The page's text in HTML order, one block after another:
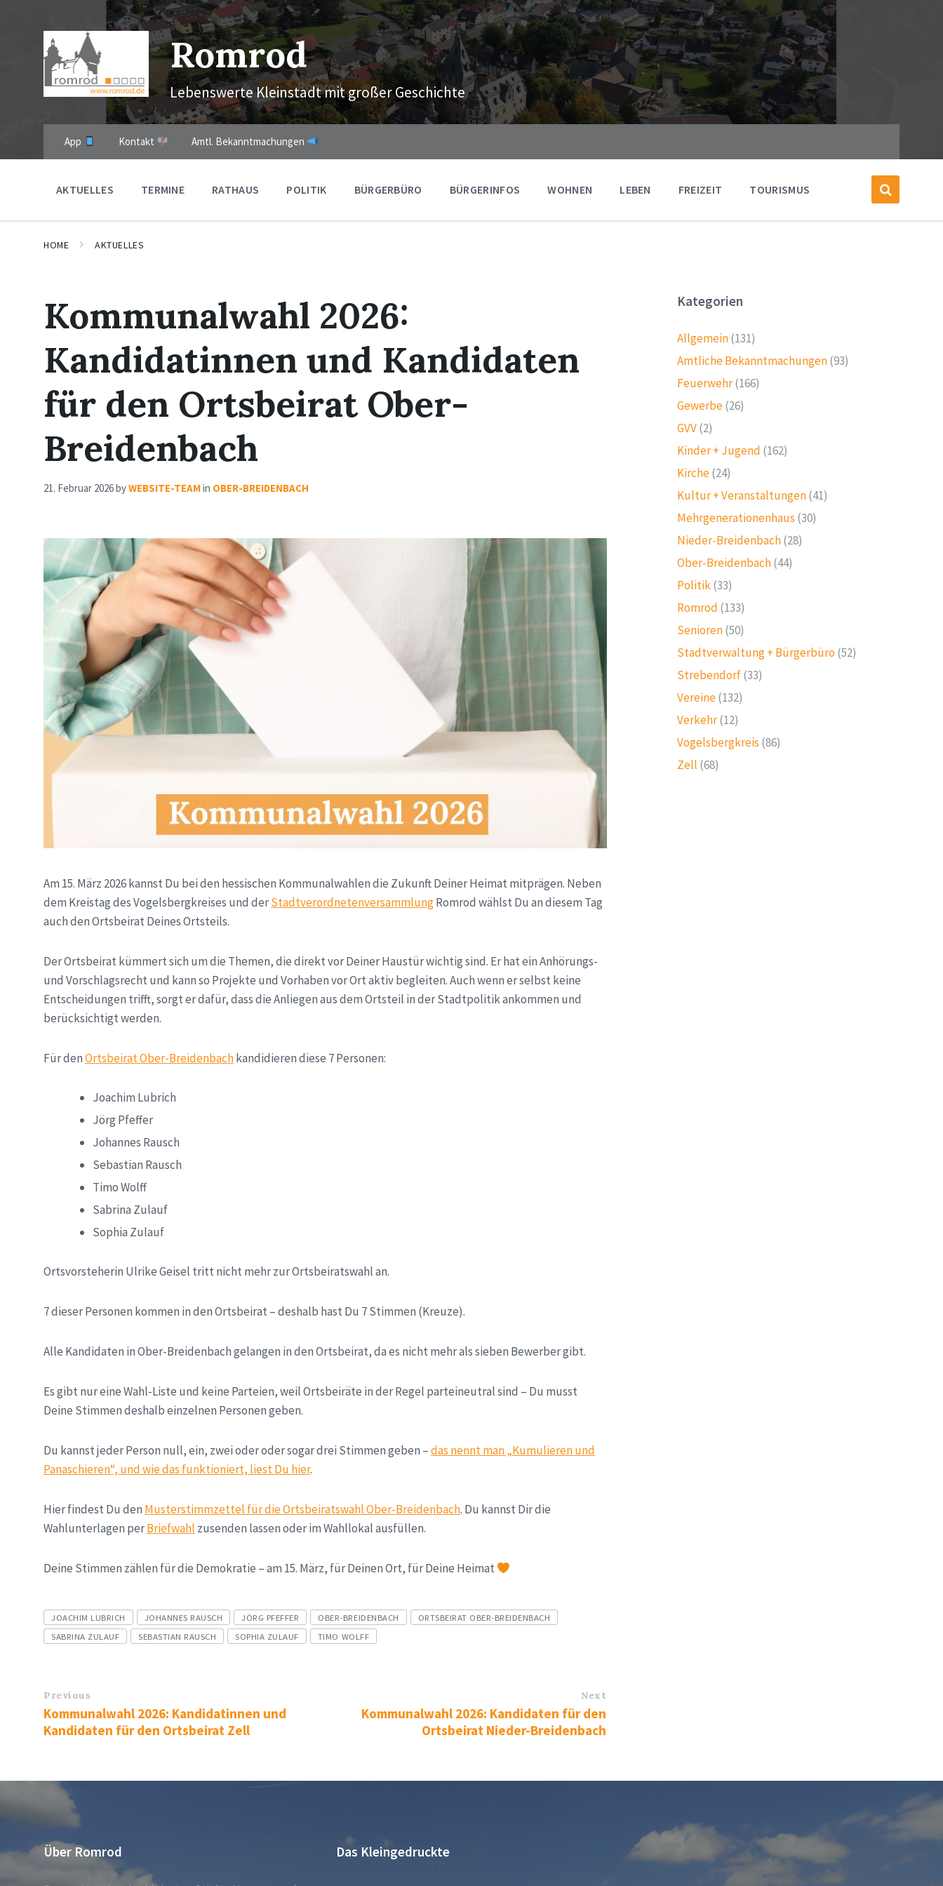
navigation
Romrod
Lebenswerte Kleinstadt mit großer Geschichte
App Kontakt Amtl. Bekanntmachungen
AKTUELLES TERMINE RATHAUS POLITIK BÜRGERBÜRO BÜRGERINFOS WOHNEN LEBEN FREIZEIT TOURISMUS
HOME AKTUELLES
Kommunalwahl 2026:
Kandidatinnen und Kandidaten
für den Ortsbeirat Ober-
Breidenbach
21. Februar 2026byWEBSITE-TEAMin OBER-BREIDENBACH
Am 15. März 2026 kannst Du bei den hessischen Kommunalwahlen die Zukunft Deiner Heimat mitprägen. Neben
dem Kreistag des Vogelsbergkreises und derStadtverordnetenversammlungRomrod wählst Du an diesem Tag
auch den Ortsbeirat Deines Ortsteils.
Der Ortsbeirat kümmert sich um die Themen, die direkt vor Deiner Haustür wichtig sind. Er hat ein Anhörungs-
und Vorschlagsrecht und kann so Projekte und Vorhaben vor Ort aktiv begleiten. Auch wenn er selbst keine
Entscheidungen trifft, sorgt er dafür, dass die Anliegen aus dem Ortsteil in der Stadtpolitik ankommen und
berücksichtigt werden.
Für denOrtsbeirat Ober-Breidenbachkandidieren diese 7 Personen:
Joachim Lubrich
Jörg Pfeffer
Johannes Rausch
Sebastian Rausch
Timo Wolff
Sabrina Zulauf
Sophia Zulauf
Ortsvorsteherin Ulrike Geisel tritt nicht mehr zur Ortsbeiratswahl an.
7 dieser Personen kommen in den Ortsbeirat – deshalb hast Du 7 Stimmen (Kreuze).
Alle Kandidaten in Ober-Breidenbach gelangen in den Ortsbeirat, da es nicht mehr als sieben Bewerber gibt.
Es gibt nur eine Wahl-Liste und keine Parteien, weil Ortsbeiräte in der Regel parteineutral sind – Du musst
Deine Stimmen deshalb einzelnen Personen geben.
Du kannst jeder Person null, ein, zwei oder oder sogar drei Stimmen geben –das nennt man „Kumulieren und
Panaschieren“, und wie das funktioniert, liest Du hier.
Hier findest Du den Musterstimmzettel für die Ortsbeiratswahl Ober-Breidenbach. Du kannst Dir die
Wahlunterlagen perBriefwahl zusenden lassen oder im Wahllokal ausfüllen.
Deine Stimmen zählen für die Demokratie – am 15. März, für Deinen Ort, für Deine Heimat
Tags
JOACHIM LUBRICH JOHANNES RAUSCH JÖRG PFEFFER OBER-BREIDENBACH
ORTSBEIRAT OBER-BREIDENBACH
SABRINA ZULAUF
SEBASTIAN RAUSCH SOPHIA ZULAUF TIMO WOLFF
Previous
Kommunalwahl 2026: Kandidatinnen und
Kandidaten für den Ortsbeirat Zell
Next
Kommunalwahl 2026: Kandidaten für den
Ortsbeirat Nieder-Breidenbach
Kategorien
Allgemein(131)
Amtliche Bekanntmachungen(93)
Feuerwehr(166)
Gewerbe(26)
GVV(2)
Kinder + Jugend (162)
Kirche(24)
Kultur + Veranstaltungen(41)
Mehrgenerationenhaus (30)
Nieder-Breidenbach(28)
Ober-Breidenbach(44)
Politik(33)
Romrod (133)
Senioren(50)
Stadtverwaltung + Bürgerbüro (52)
Strebendorf(33)
Vereine(132)
Verkehr(12)
Vogelsbergkreis (86)
Zell (68)
Über Romrod Das Kleingedruckte